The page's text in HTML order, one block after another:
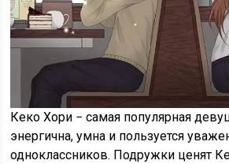
Кеко Хори − самая популярная
энергична, умна и пользуется
одноклассников. Подружки ценят